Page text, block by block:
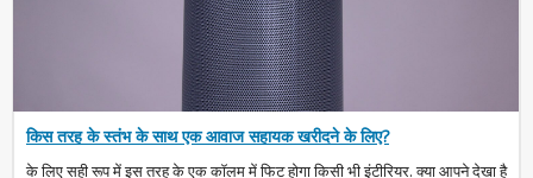
किस तरह के स्तंभ के साथ एक आवाज सहायक खरीदने के लिए?
के लिए सही रूप में इस तरह के एक कॉलम में फिट होगा किसी भी इंटीरियर. क्या आपने देखा है